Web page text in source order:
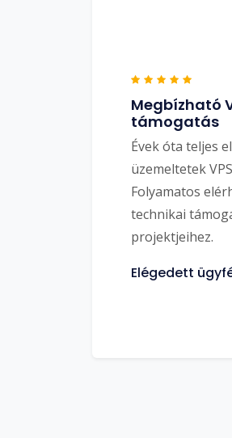
Megbízható
támogatás
Évek óta teljes
üzemeltetek
Folyamatos
technikai
projektjeihez.
Elégedett